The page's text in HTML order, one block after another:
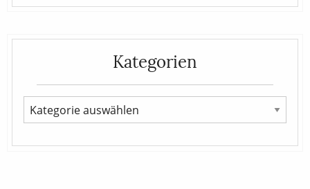
Kategorien